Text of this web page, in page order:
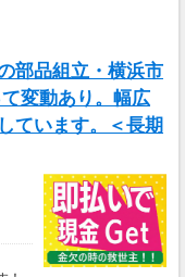
部品組立・横浜市
変動あり。幅広
ています。＜長期